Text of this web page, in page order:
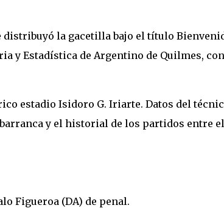
distribuyó la gacetilla bajo el título
y Estadística de Argentino de Quilmes,
estadio Isidoro G. Iriarte. Datos del
y el historial de los partidos entre el
Figueroa (DA) de penal.